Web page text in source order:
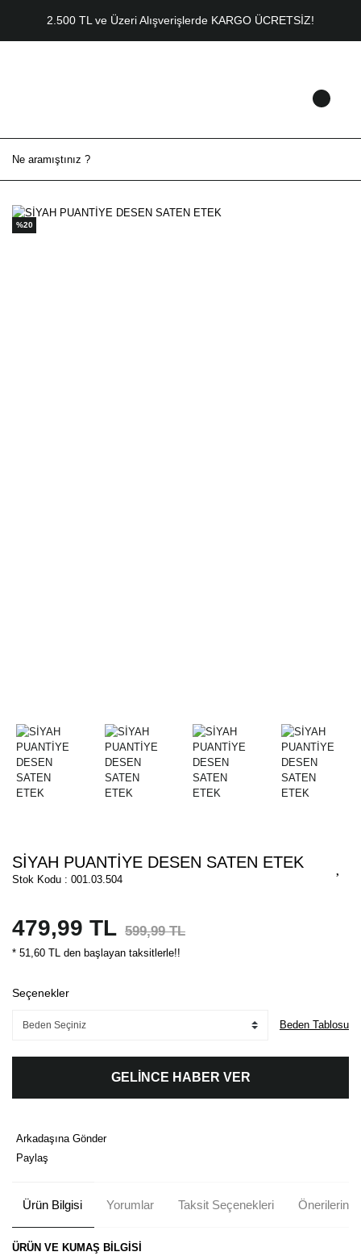
2.500 TL ve Üzeri Alışverişlerde KARGO ÜCRETSİZ!
%20
SİYAH PUANTİYE DESEN SATEN ETEK
Stok Kodu : 001.03.504
479,99 TL 599,99 TL
* 51,60 TL den başlayan taksitlerle!!
Seçenekler
Beden Tablosu
GELİNCE HABER VER
Arkadaşına Gönder
Paylaş
Ürün Bilgisi Yorumlar Taksit Seçenekleri Önerileriniz
ÜRÜN VE KUMAŞ BİLGİSİ